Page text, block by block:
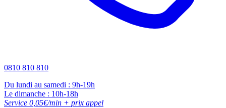
0810 810 810
Du lundi au samedi : 9h-19h
Le dimanche : 10h-18h
Service 0,05€/min + prix appel